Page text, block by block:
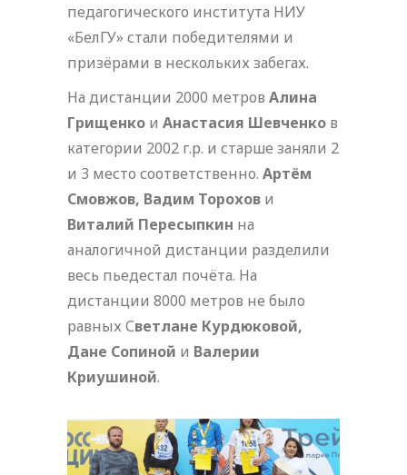
педагогического института НИУ
«БелГУ» стали победителями и
призёрами в нескольких забегах.
На дистанции 2000 метров Алина
Грищенко и Анастасия Шевченко в
категории 2002 г.р. и старше заняли 2
и 3 место соответственно. Артём
Смовжов, Вадим Торохов и
Виталий Пересыпкин на
аналогичной дистанции разделили
весь пьедестал почёта. На
дистанции 8000 метров не было
равных Светлане Курдюковой,
Дане Сопиной и Валерии
Криушиной.